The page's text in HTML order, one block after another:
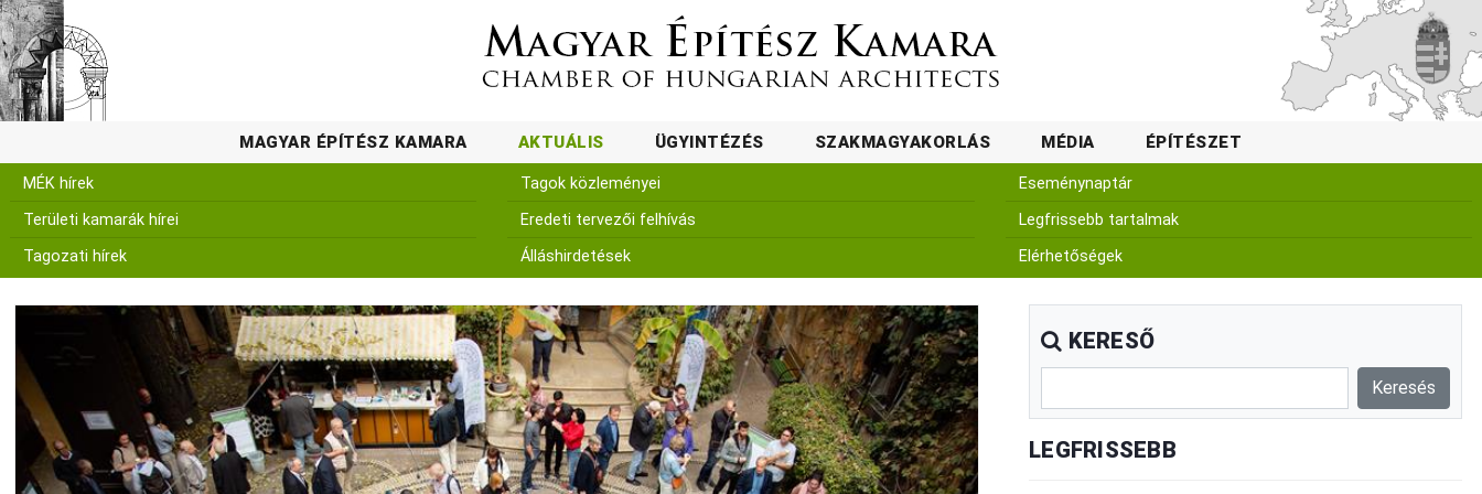
MAGYAR ÉPÍTÉSZ KAMARA AKTUÁLIS ÜGYINTÉZÉS SZAKMAGYAKORLÁS MÉDIA ÉPÍTÉSZET
MÉK hírek
Területi kamarák hírei
Tagozati hírek
Tagok közleményei
Eredeti tervezői felhívás
Álláshirdetések
Eseménynaptár
Legfrissebb tartalmak
Elérhetőségek
KERESŐ
LEGFRISSEBB